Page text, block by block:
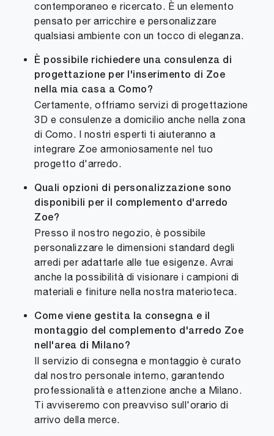
contemporaneo e ricercato. È un elemento
pensato per arricchire e personalizzare
qualsiasi ambiente con un tocco di eleganza.
È possibile richiedere una consulenza di
progettazione per l'inserimento di Zoe
nella mia casa a Como?
Certamente, offriamo servizi di progettazione
3D e consulenze a domicilio anche nella zona
di Como. I nostri esperti ti aiuteranno a
integrare Zoe armoniosamente nel tuo
progetto d'arredo.
Quali opzioni di personalizzazione sono
disponibili per il complemento d'arredo
Zoe?
Presso il nostro negozio, è possibile
personalizzare le dimensioni standard degli
arredi per adattarle alle tue esigenze. Avrai
anche la possibilità di visionare i campioni di
materiali e finiture nella nostra materioteca.
Come viene gestita la consegna e il
montaggio del complemento d'arredo Zoe
nell'area di Milano?
Il servizio di consegna e montaggio è curato
dal nostro personale interno, garantendo
professionalità e attenzione anche a Milano.
Ti avviseremo con preavviso sull'orario di
arrivo della merce.